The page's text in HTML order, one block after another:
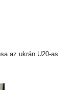
az ukrán U20-as